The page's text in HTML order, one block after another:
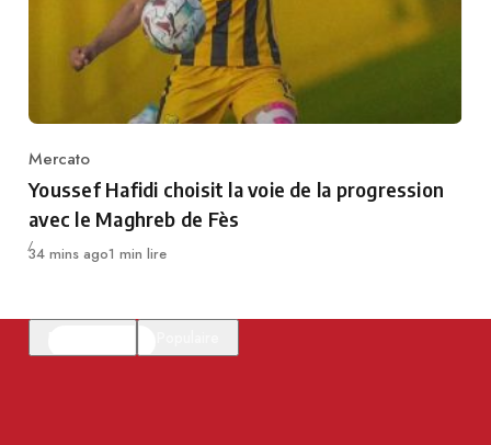
Category
Mercato
Youssef Hafidi choisit la voie de la progression
avec le Maghreb de Fès
Publié
34 mins ago1 min lire